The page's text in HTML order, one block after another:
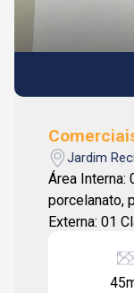
Jardim
Área Interna:
porcelanato,
Externa: 01 Claraboia.